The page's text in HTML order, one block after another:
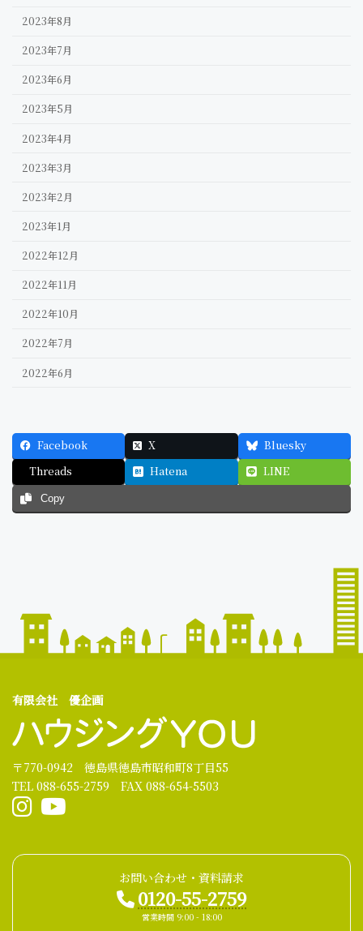
2023年8月
2023年7月
2023年6月
2023年5月
2023年4月
2023年3月
2023年2月
2023年1月
2022年12月
2022年11月
2022年10月
2022年7月
2022年6月
Facebook X
Bluesky
Threads
Hatena LINE
Copy
有限会社 優企画
〒770-0942 徳島県徳島市昭和町8丁目55
TEL 088-655-2759 FAX 088-654-5503
お問い合わせ・資料請求
0120-55-2759
営業時間 9:00 - 18:00